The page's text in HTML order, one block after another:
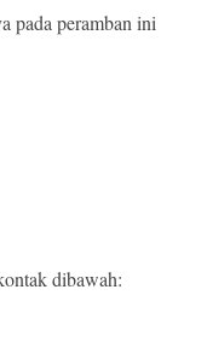
pada peramban ini
dibawah: